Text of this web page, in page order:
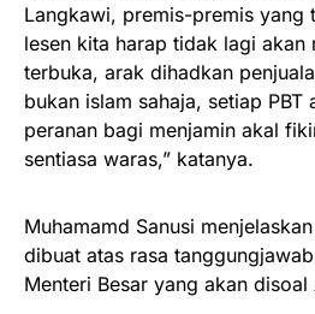
Langkawi, premis-premis yang
lesen kita harap tidak lagi akan
terbuka, arak dihadkan
bukan islam sahaja, setiap PBT
peranan bagi menjamin akal
sentiasa waras,” katanya.
Muhamamd Sanusi
dibuat atas rasa
Menteri Besar yang akan